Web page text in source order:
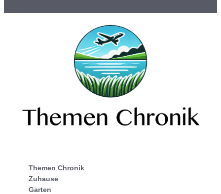
Themen Chronik
Zuhause
Garten